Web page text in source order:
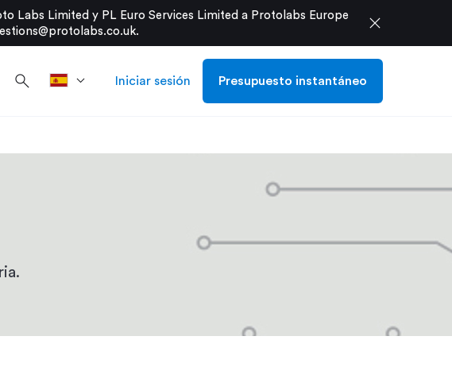
Labs Limited y PL Euro Services Limited a Protolabs Europe
. close
search Iniciar sesión Presupuesto instantáneo